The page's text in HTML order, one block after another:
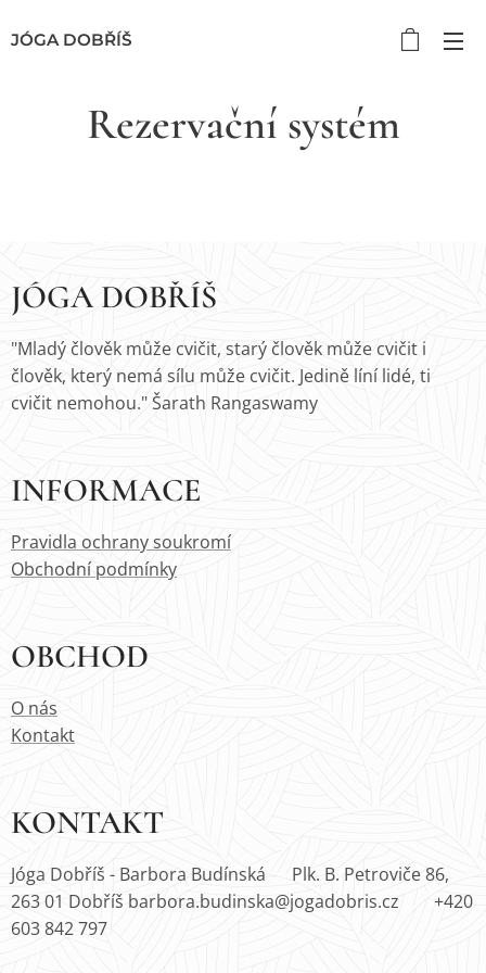
JÓGA DOBŘÍŠ
Rezervační systém
JÓGA DOBŘÍŠ
"Mladý člověk může cvičit, starý člověk může cvičit i
člověk, který nemá sílu může cvičit. Jedině líní lidé, ti
cvičit nemohou." Šarath Rangaswamy
INFORMACE
Pravidla ochrany soukromí
Obchodní podmínky
OBCHOD
O nás
Kontakt
KONTAKT
Jóga Dobříš - Barbora Budínská Plk. B. Petroviče 86,
263 01 Dobříš barbora.budinska@jogadobris.cz +420
603 842 797